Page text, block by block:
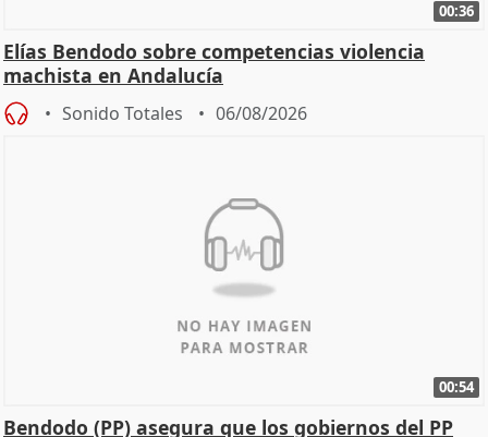
00:36
Elías Bendodo sobre competencias violencia
machista en Andalucía
Sonido Totales 06/08/2026
00:54
Bendodo (PP) asegura que los gobiernos del PP